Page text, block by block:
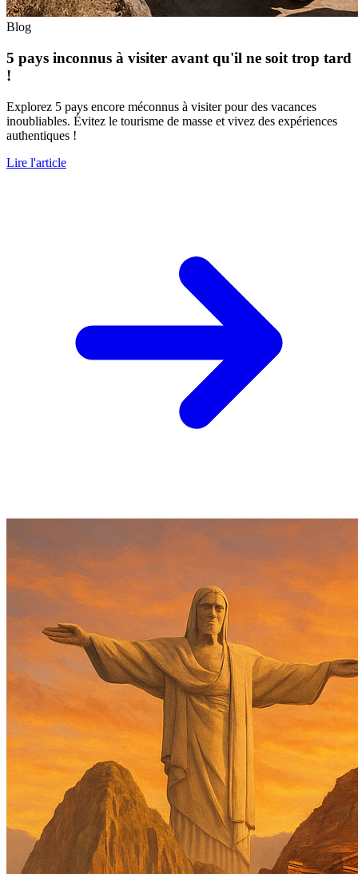
Blog
5 pays inconnus à visiter avant qu'il ne soit trop tard
!
Explorez 5 pays encore méconnus à visiter pour des vacances
inoubliables. Évitez le tourisme de masse et vivez des expériences
authentiques !
Lire l'article